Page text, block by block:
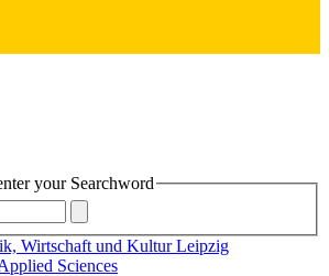
your Searchword
Wirtschaft und Kultur Leipzig
Sciences